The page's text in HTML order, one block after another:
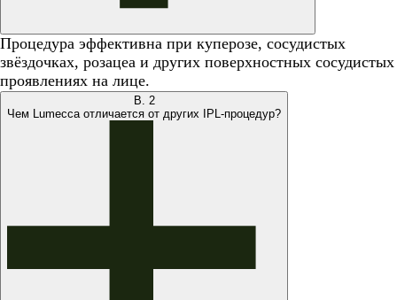
Процедура эффективна при куперозе, сосудистых
звёздочках, розацеа и других поверхностных сосудистых
проявлениях на лице.
В. 2
Чем Lumecca отличается от других IPL-процедур?